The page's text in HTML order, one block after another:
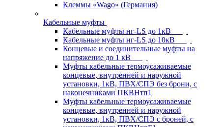
Клеммы «Wago» (Германия)
Кабельные муфты
Кабельные муфты нг-LS до 1кВ
Кабельные муфты нг-LS до 10кВ
Концевые и соединительные муфты на
напряжение до 1 кВ
Муфты кабельные термоусаживаемые
концевые, внутренней и наружной
установки, 1кВ, ПВХ/СПЭ без брони, с
наконечниками ПКВНтп1
Муфты кабельные термоусаживаемые
концевые, внутренней и наружной
установки, 1кВ, ПВХ/СПЭ с броней, с